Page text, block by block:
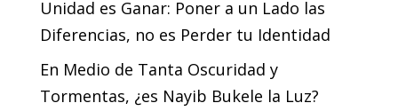
Unidad es Ganar: Poner a un Lado las
Diferencias, no es Perder tu Identidad
En Medio de Tanta Oscuridad y
Tormentas, ¿es Nayib Bukele la Luz?